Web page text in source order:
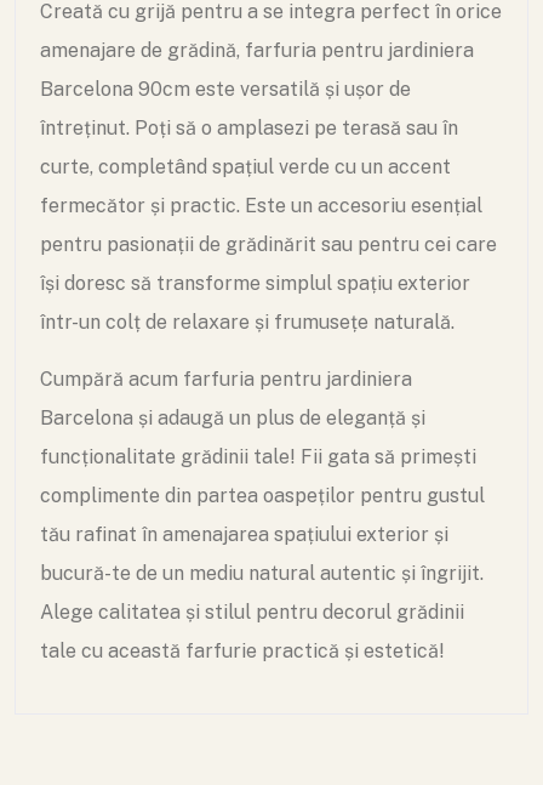
Creată cu grijă pentru a se integra perfect în orice
amenajare de grădină, farfuria pentru jardiniera
Barcelona 90cm este versatilă și ușor de
întreținut. Poți să o amplasezi pe terasă sau în
curte, completând spațiul verde cu un accent
fermecător și practic. Este un accesoriu esențial
pentru pasionații de grădinărit sau pentru cei care
își doresc să transforme simplul spațiu exterior
într-un colț de relaxare și frumusețe naturală.
Cumpără acum farfuria pentru jardiniera
Barcelona și adaugă un plus de eleganță și
funcționalitate grădinii tale! Fii gata să primești
complimente din partea oaspeților pentru gustul
tău rafinat în amenajarea spațiului exterior și
bucură-te de un mediu natural autentic și îngrijit.
Alege calitatea și stilul pentru decorul grădinii
tale cu această farfurie practică și estetică!